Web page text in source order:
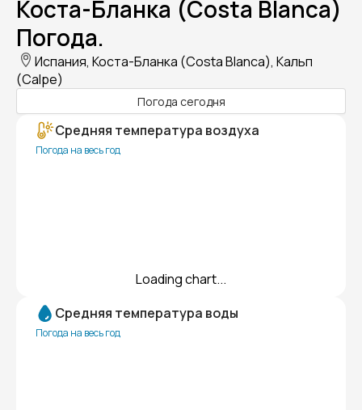
Коста-Бланка (Costa Blanca)
Погода.
Испания, Коста-Бланка (Costa Blanca), Кальп
(Calpe)
Погода сегодня
Средняя температура воздуха
Погода на весь год
Loading chart...
Средняя температура воды
Погода на весь год